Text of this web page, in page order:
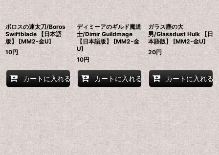
ボロスの速太刀/Boros
Swiftblade 【日本語
版】 [MM2-金U]
10円
カートに入れる
ディミーアのギルド魔道
士/Dimir Guildmage
【日本語版】 [MM2-金
U]
10円
カートに入れる
ガラス塵の大
男/Glassdust Hulk 【日
本語版】 [MM2-金U]
20円
カートに入れる